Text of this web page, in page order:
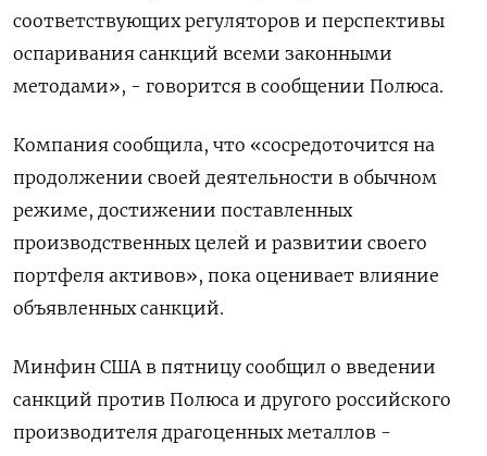
соответствующих регуляторов и перспективы
оспаривания санкций всеми законными
методами», - говорится в сообщении Полюса.
Компания сообщила, что «сосредоточится на
продолжении своей деятельности в обычном
режиме, достижении поставленных
производственных целей и развитии своего
портфеля активов», пока оценивает влияние
объявленных санкций.
Минфин США в пятницу сообщил о введении
санкций против Полюса и другого российского
производителя драгоценных металлов -